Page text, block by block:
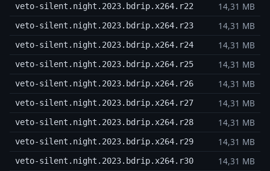
veto-silent.night.2023.bdrip.x264.r22 14,31 MB
veto-silent.night.2023.bdrip.x264.r23 14,31 MB
veto-silent.night.2023.bdrip.x264.r24 14,31 MB
veto-silent.night.2023.bdrip.x264.r25 14,31 MB
veto-silent.night.2023.bdrip.x264.r26 14,31 MB
veto-silent.night.2023.bdrip.x264.r27 14,31 MB
veto-silent.night.2023.bdrip.x264.r28 14,31 MB
veto-silent.night.2023.bdrip.x264.r29 14,31 MB
veto-silent.night.2023.bdrip.x264.r30 14,31 MB